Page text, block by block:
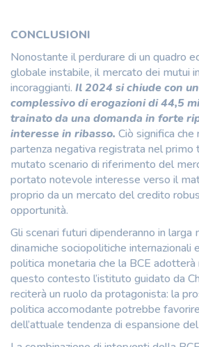
CONCLUSIONI
Nonostante il perdurare di un quadro
globale instabile, il mercato dei mutui
incoraggianti. Il 2024 si chiude con
complessivo di erogazioni di 44,5
trainato da una domanda in forte
interesse in ribasso. Ciò significa
partenza negativa registrata nel primo
mutato scenario di riferimento del
portato notevole interesse verso il
proprio da un mercato del credito
opportunità.
Gli scenari futuri dipenderanno in larga
dinamiche sociopolitiche internazionali
politica monetaria che la BCE adotterà
questo contesto l’istituto guidato da
reciterà un ruolo da protagonista: la
politica accomodante potrebbe
dell’attuale tendenza di espansione